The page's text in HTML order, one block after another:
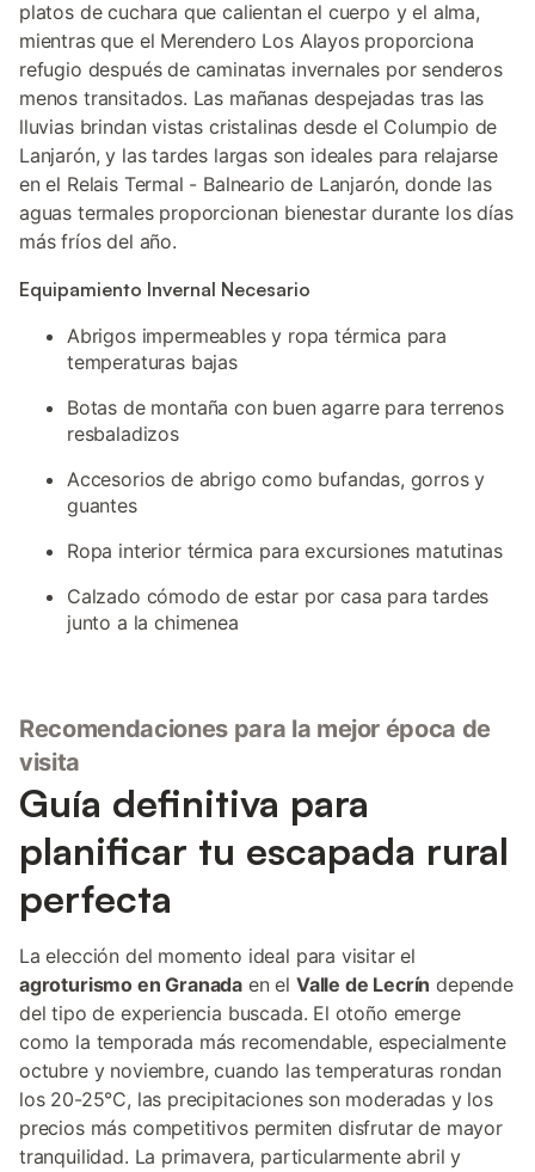
platos de cuchara que calientan el cuerpo y el alma,
mientras que el Merendero Los Alayos proporciona
refugio después de caminatas invernales por senderos
menos transitados. Las mañanas despejadas tras las
lluvias brindan vistas cristalinas desde el Columpio de
Lanjarón, y las tardes largas son ideales para relajarse
en el Relais Termal - Balneario de Lanjarón, donde las
aguas termales proporcionan bienestar durante los días
más fríos del año.
Equipamiento Invernal Necesario
Abrigos impermeables y ropa térmica para
temperaturas bajas
Botas de montaña con buen agarre para terrenos
resbaladizos
Accesorios de abrigo como bufandas, gorros y
guantes
Ropa interior térmica para excursiones matutinas
Calzado cómodo de estar por casa para tardes
junto a la chimenea
Recomendaciones para la mejor época de
visita
Guía definitiva para
planificar tu escapada rural
perfecta
La elección del momento ideal para visitar el
agroturismo en Granada en el Valle de Lecrín depende
del tipo de experiencia buscada. El otoño emerge
como la temporada más recomendable, especialmente
octubre y noviembre, cuando las temperaturas rondan
los 20-25°C, las precipitaciones son moderadas y los
precios más competitivos permiten disfrutar de mayor
tranquilidad. La primavera, particularmente abril y